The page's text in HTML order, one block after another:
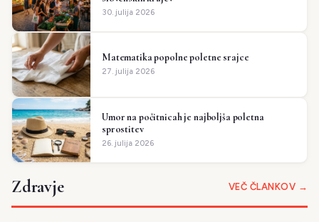
30. julija 2026
Matematika popolne poletne srajce
27. julija 2026
Umor na počitnicah je najboljša poletna
sprostitev
26. julija 2026
Zdravje VEČ ČLANKOV →